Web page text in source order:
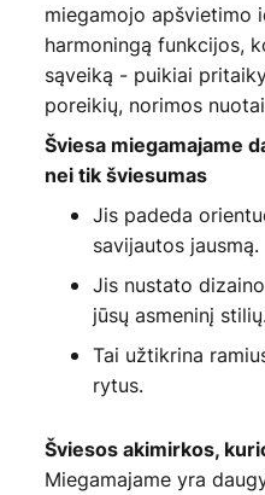
miegamojo apšvietimo
harmoningą funkcijos,
sąveiką - puikiai
poreikių, norimos
Šviesa miegamajame
nei tik šviesumas
Jis padeda
savijautos jausmą.
Jis nustato
jūsų asmeninį
Tai užtikrina
rytus.
Šviesos akimirkos,
Miegamajame yra